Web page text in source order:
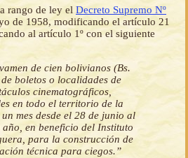
rango de ley el Decreto Supremo Nº
de 1958, modificando el artículo 21
al artículo 1º con el siguiente
de cien bolivianos (Bs.
boletos o localidades de
cinematográficos,
en todo el territorio de la
mes desde el 28 de junio al
en beneficio del Instituto
para la construcción de
técnica para ciegos.”